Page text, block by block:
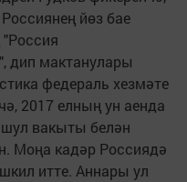
йөз бае
дип мактанулары
федераль хезмәте
2017 елның ун аенда
вакыты белән
Моңа кадәр Россиядә
итте. Аннары ул